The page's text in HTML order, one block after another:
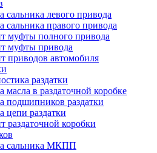
сальника левого привода
сальника правого привода
муфты полного привода
муфты привода
приводов автомобиля
раздатки
масла в раздаточной коробке
подшипников раздатки
цепи раздатки
раздаточной коробки
сальника МКПП